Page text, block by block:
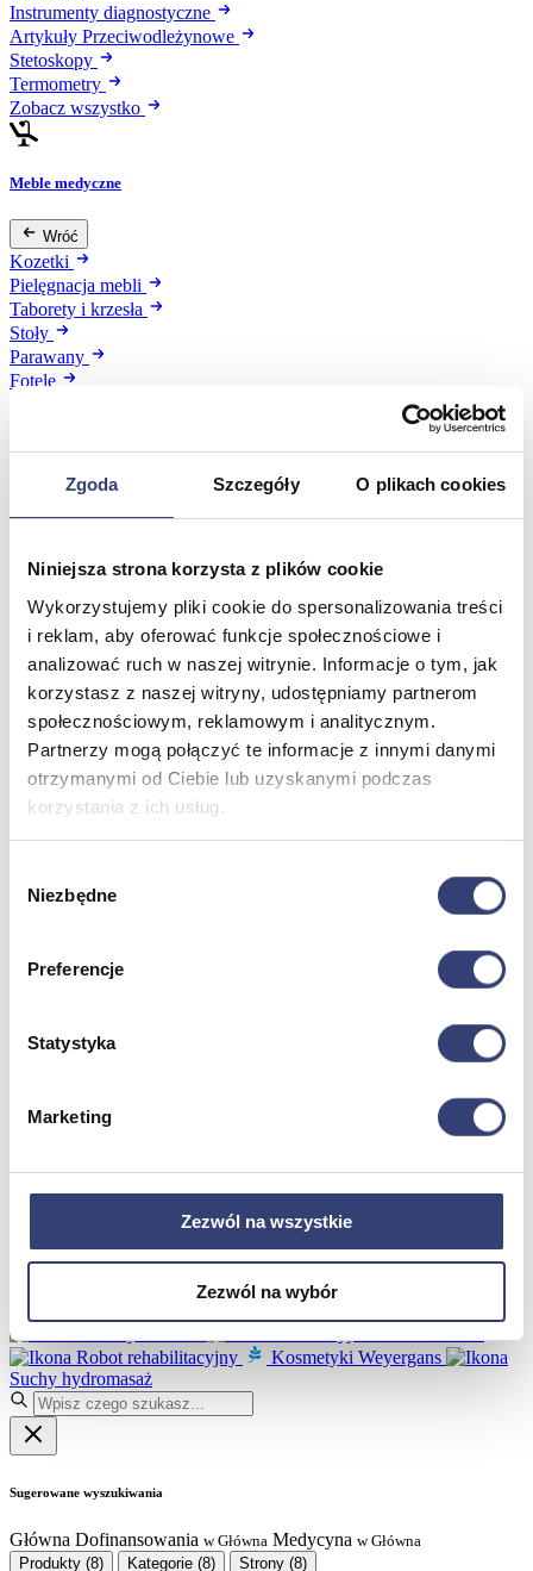
Zgoda Szczegóły O plikach cookies
Niniejsza strona korzysta z plików cookie
Wykorzystujemy pliki cookie do spersonalizowania treści
i reklam, aby oferować funkcje społecznościowe i
analizować ruch w naszej witrynie. Informacje o tym, jak
korzystasz z naszej witryny, udostępniamy partnerom
społecznościowym, reklamowym i analitycznym.
Partnerzy mogą połączyć te informacje z innymi danymi
otrzymanymi od Ciebie lub uzyskanymi podczas
korzystania z ich usług.
zgody
Niezbędne
Preferencje
Statystyka
Marketing
Zezwól na wszystkie
Zezwól na wybór
Instrumenty diagnostyczne
Artykuły Przeciwodleżynowe
Stetoskopy
Termometry
Zobacz wszystko
Meble medyczne
Wróć
Kozetki
Pielęgnacja mebli
Taborety i krzesła
Stoły
Parawany
Fotele
Spa & Wellness
Fotele do masażu
Urządzenia
Zdrowie i uroda
Zobacz wszystko
Dofinansowania
Wróć
Dofinansowania
Zobacz wszystko
Wynajem
Zobacz wszystko
Robotyka w rehabilitacji
Dla rehabilitacji
Filmy
Masz pytania?Skontaktuj się z nami!
Robot rehabilitacyjny
Kosmetyki Weyergans
Suchy hydromasaż
Sugerowane wyszukiwania
Główna Dofinansowania w Główna Medycyna w Główna
Produkty (8) Kategorie (8) Strony (8)